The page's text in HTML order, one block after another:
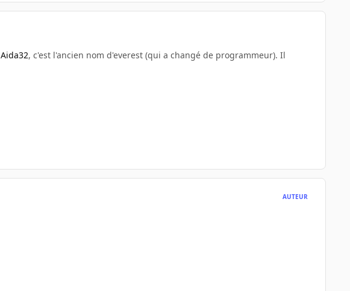
Aida32, c'est l'ancien nom d'everest (qui a changé de programmeur). Il
AUTEUR